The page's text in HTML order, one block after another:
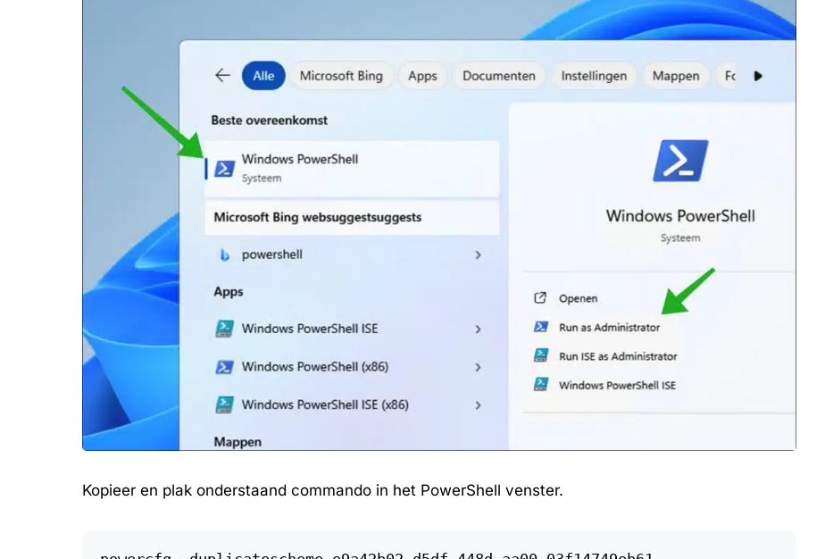
Kopieer en plak onderstaand commando in het PowerShell venster.